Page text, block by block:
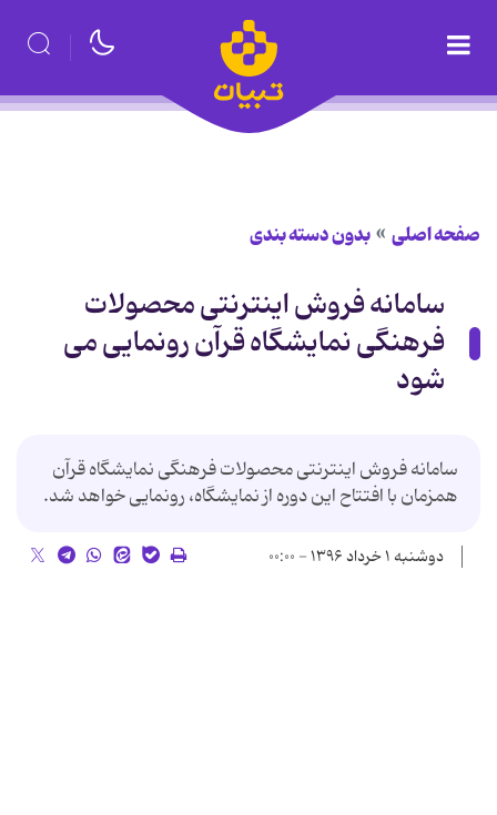
صفحه اصلی بدون دسته بندی
سامانه فروش اینترنتی محصولات
فرهنگی نمایشگاه قرآن رونمایی می
شود
سامانه فروش اینترنتی محصولات فرهنگی نمایشگاه قرآن
همزمان با افتتاح این دوره از نمایشگاه، رونمایی خواهد شد.
دوشنبه ۱ خرداد ۱۳۹۶ - ۰۰:۰۰